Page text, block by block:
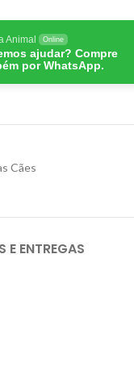
Animal Online
ajudar? Compre
por WhatsApp.
Cães
E ENTREGAS